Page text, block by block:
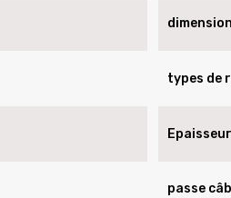
types de
passe